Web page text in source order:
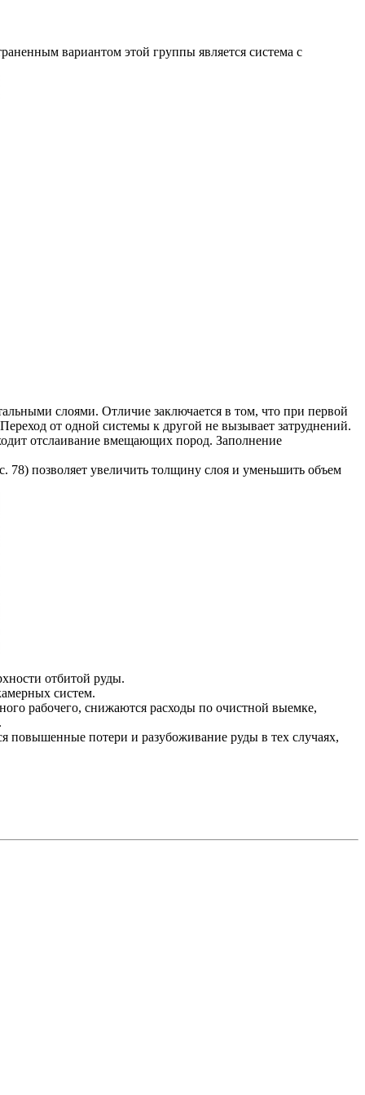
вариантом этой группы является система с
слоями. Отличие заключается в том, что при первой
от одной системы к другой не вызывает затруднений.
отслаивание вмещающих пород. Заполнение
78) позволяет увеличить толщину слоя и уменьшить объем
отбитой руды.
систем.
рабочего, снижаются расходы по очистной выемке,
повышенные потери и разубоживание руды в тех случаях,